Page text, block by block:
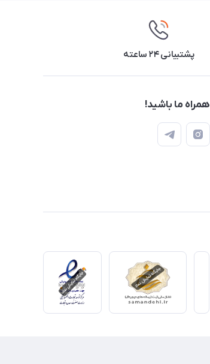
پشتیبانی ۲۴ ساعته
همراه ما باشید!